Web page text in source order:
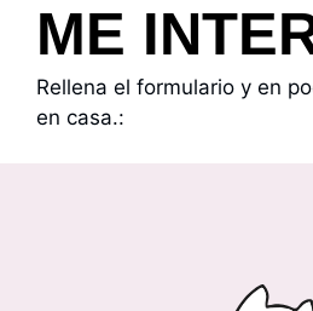
ME
Rellena el formulario y en
en casa.: